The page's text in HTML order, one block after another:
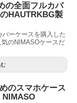
の全面フルカバ
HAUTRKBG製
ーケースを購入した
のNIMASOケースだ
のスマホケース
NIMASO